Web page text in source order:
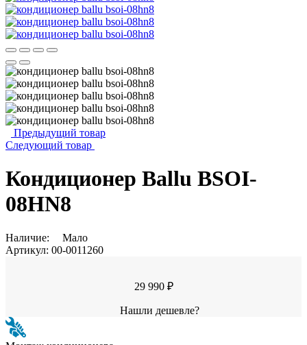
Предыдущий товар
Следующий товар
Кондиционер Ballu BSOI-
08HN8
Наличие:
Мало
Артикул: 00-0011260
29 990 ₽
Нашли дешевле?